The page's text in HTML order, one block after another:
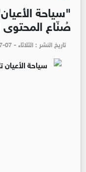
"سياحة
صُنّاع المحتوى
تاريخ النشر : الثلاثاء - pm 03:45 | 2026-07-07